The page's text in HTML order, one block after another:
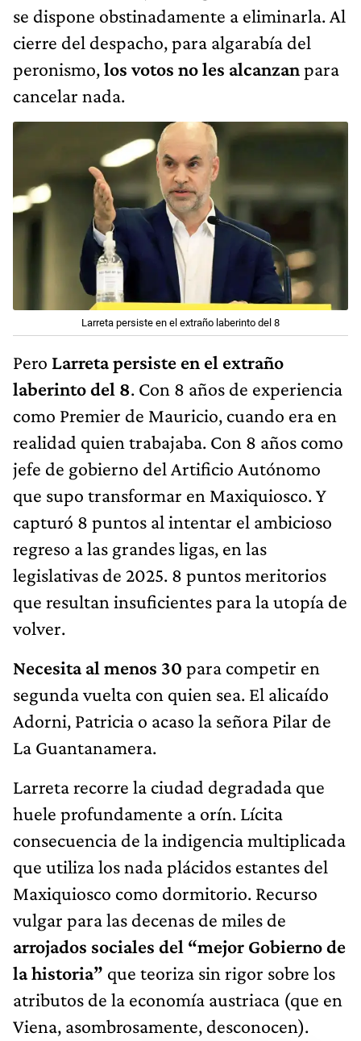
se dispone obstinadamente a eliminarla. Al
cierre del despacho, para algarabía del
peronismo,los votos no les alcanzanpara
cancelar nada.
Larreta persiste en el extraño laberinto del 8
Pero Larreta persiste en el extraño
laberinto del 8. Con 8 años de experiencia
como Premier de Mauricio, cuando era en
realidad quien trabajaba. Con 8 años como
jefe de gobierno del Artificio Autónomo
que supo transformar en Maxiquiosco. Y
capturó 8 puntos al intentar el ambicioso
regreso a las grandes ligas, en las
legislativas de 2025. 8 puntos meritorios
que resultan insuficientes para la utopía de
volver.
Necesita al menos 30 para competir en
segunda vuelta con quien sea. El alicaído
Adorni, Patricia o acaso la señora Pilar de
La Guantanamera.
Larreta recorre la ciudad degradada que
huele profundamente a orín. Lícita
consecuencia de la indigencia multiplicada
que utiliza los nada plácidos estantes del
Maxiquiosco como dormitorio. Recurso
vulgar para las decenas de miles de
arrojados sociales del “mejor Gobierno de
la historia” que teoriza sin rigor sobre los
atributos de la economía austriaca (que en
Viena, asombrosamente, desconocen).